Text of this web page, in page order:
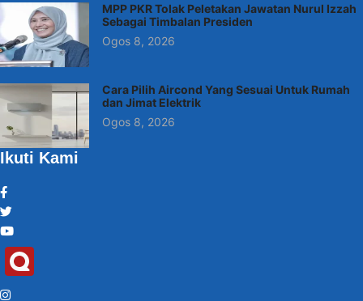
MPP PKR Tolak Peletakan Jawatan Nurul Izzah
Sebagai Timbalan Presiden
Ogos 8, 2026
Cara Pilih Aircond Yang Sesuai Untuk Rumah
dan Jimat Elektrik
Ogos 8, 2026
Ikuti Kami